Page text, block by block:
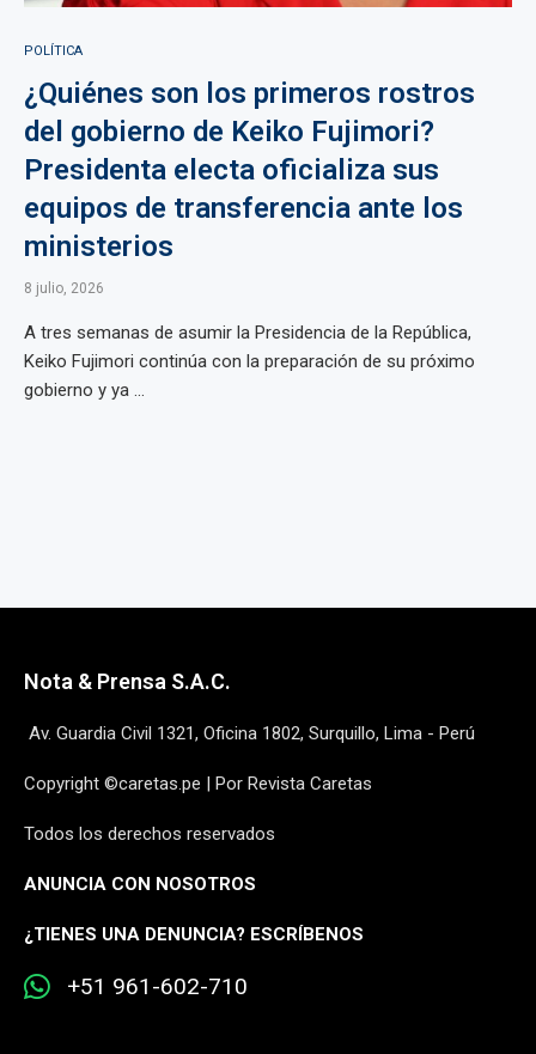
POLÍTICA
¿Quiénes son los primeros rostros
del gobierno de Keiko Fujimori?
Presidenta electa oficializa sus
equipos de transferencia ante los
ministerios
8 julio, 2026
A tres semanas de asumir la Presidencia de la República,
Keiko Fujimori continúa con la preparación de su próximo
gobierno y ya ...
Nota & Prensa S.A.C.
Av. Guardia Civil 1321, Oficina 1802, Surquillo, Lima - Perú
Copyright ©caretas.pe | Por Revista Caretas
Todos los derechos reservados
ANUNCIA CON NOSOTROS
¿TIENES UNA DENUNCIA? ESCRÍBENOS
+51 961-602-710